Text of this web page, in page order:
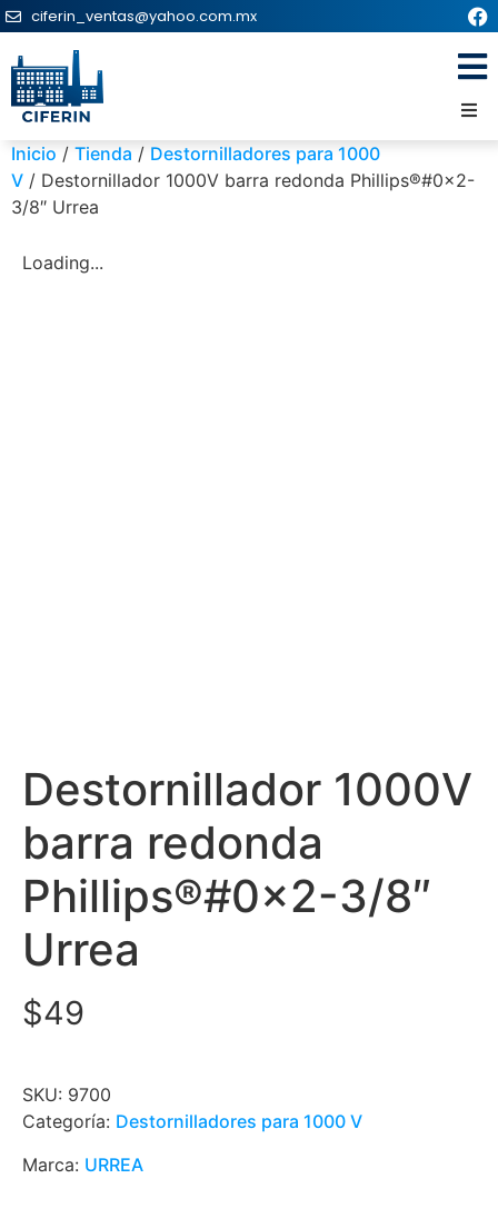
ciferin_ventas@yahoo.com.mx
Inicio / Tienda / Destornilladores para 1000
V / Destornillador 1000V barra redonda Phillips®#0x2-
3/8″ Urrea
Loading...
Destornillador 1000V
barra redonda
Phillips®#0x2-3/8″
Urrea
$49
SKU: 9700
Categoría: Destornilladores para 1000 V
Marca: URREA